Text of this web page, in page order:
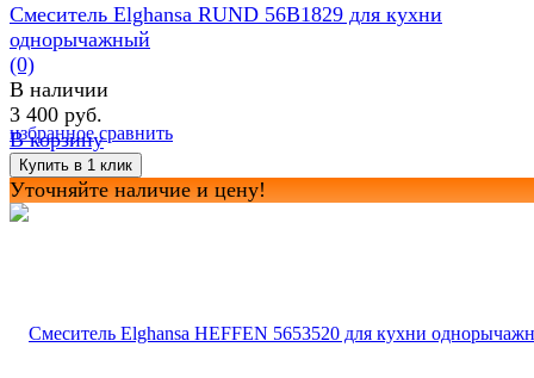
избранное сравнить
Смеситель Elghansa RUND 56B1829 для кухни
однорычажный
(0)
В наличии
3 400 руб.
В корзину
Уточняйте наличие и цену!